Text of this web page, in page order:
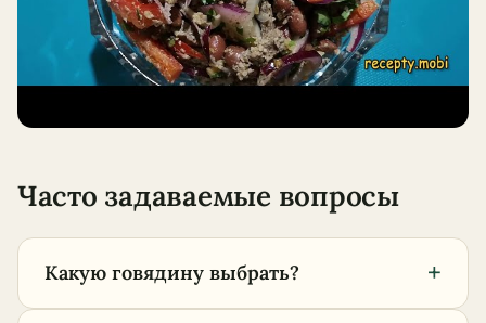
Часто задаваемые вопросы
Какую говядину выбрать? +